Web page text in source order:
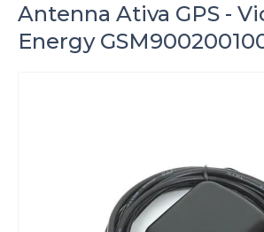
Antenna Ativa GPS -
Energy